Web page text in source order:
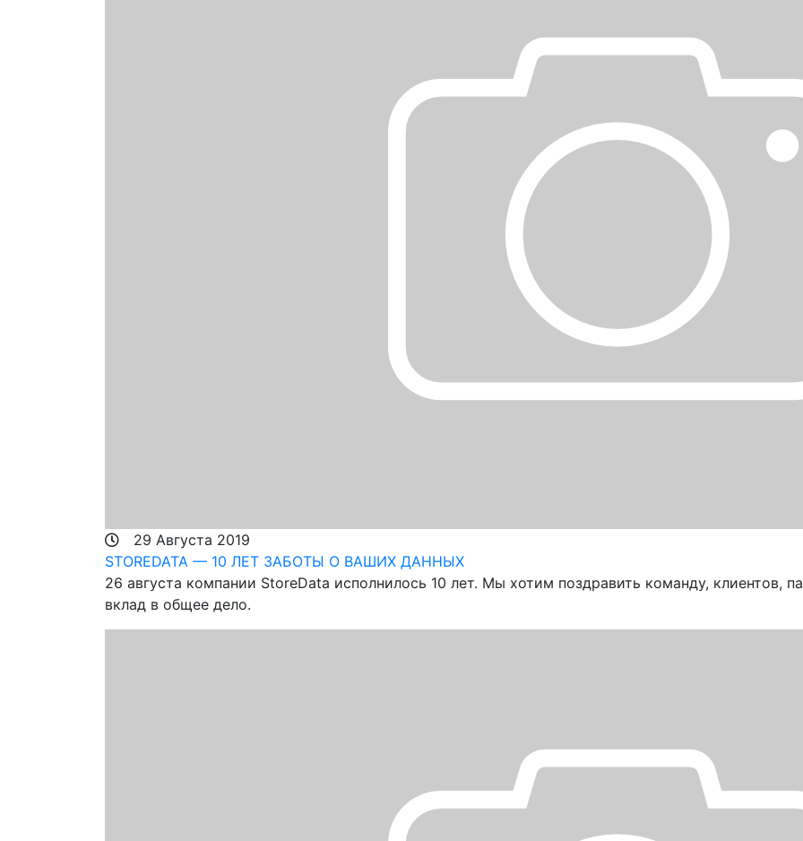
29 Августа 2019
STOREDATA — 10 ЛЕТ ЗАБОТЫ О ВАШИХ ДАННЫХ
26 августа компании StoreData исполнилось 10 лет. Мы хотим поздравить команду, клиентов,
вклад в общее дело.